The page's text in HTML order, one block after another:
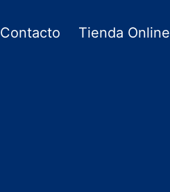
Contacto Tienda Online